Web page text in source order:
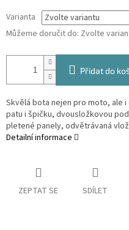
Varianta
Můžeme doručit do: Zvolte
Přidat do
Skvělá bota nejen pro moto, ale
patu i špičku, dvousložkovou
pletené panely, odvětrávaná
Detailní informace
ZEPTAT SE SDÍLET